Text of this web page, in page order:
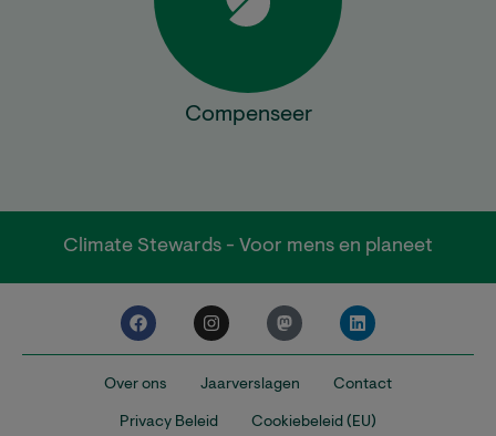
Compenseer
Climate Stewards - Voor mens en planeet
Over ons Jaarverslagen Contact
Privacy Beleid Cookiebeleid (EU)